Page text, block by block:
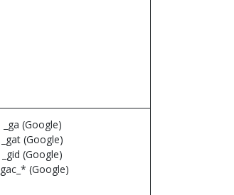
_ga (Google)
_gat (Google)
_gid (Google)
_gac_* (Google)